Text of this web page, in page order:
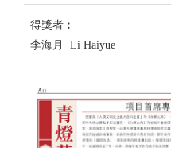
得獎者︰
李海月 Li Haiyue